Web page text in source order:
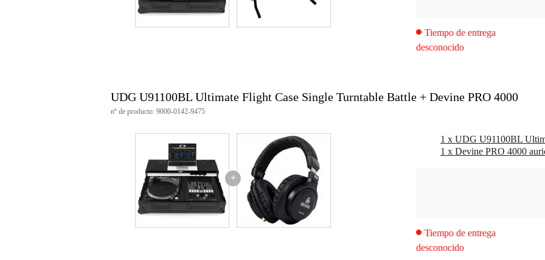
Tiempo de entrega
desconocido
UDG U91100BL Ultimate Flight Case Single Turntable Battle + Devine PRO 4000
nº de producto: 9000-0142-9475
+
1 x Devine PRO 4000
Tiempo de entrega
desconocido